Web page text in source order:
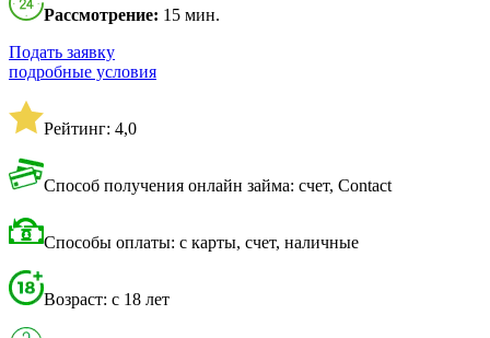
Рассмотрение: 15 мин.
Подать заявку
подробные условия
Рейтинг: 4,0
Способ получения онлайн займа: счет, Contact
Способы оплаты: с карты, счет, наличные
Возраст: с 18 лет